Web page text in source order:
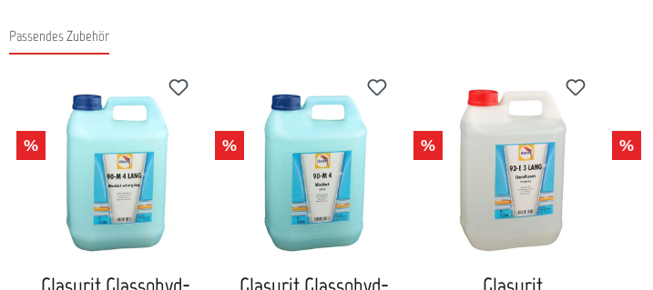
Passendes Zubehör
% % % %